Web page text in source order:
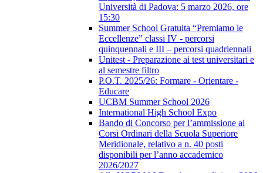
Università di Padova: 5 marzo 2026, ore
15:30
Summer School Gratuita “Premiamo le
Eccellenze” classi IV - percorsi
quinquennali e III – percorsi quadriennali
Unitest - Preparazione ai test universitari e
al semestre filtro
P.O.T. 2025/26: Formare - Orientare -
Educare
UCBM Summer School 2026
International High School Expo
Bando di Concorso per l’ammissione ai
Corsi Ordinari della Scuola Superiore
Meridionale, relativo a n. 40 posti
disponibili per l’anno accademico
2026/2027